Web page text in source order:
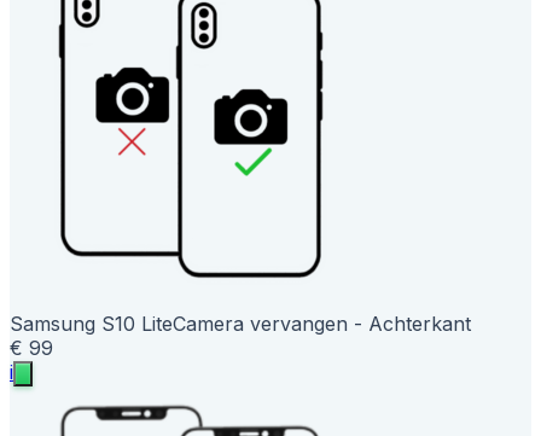
Samsung S10 LiteCamera vervangen - Achterkant
€ 99
i